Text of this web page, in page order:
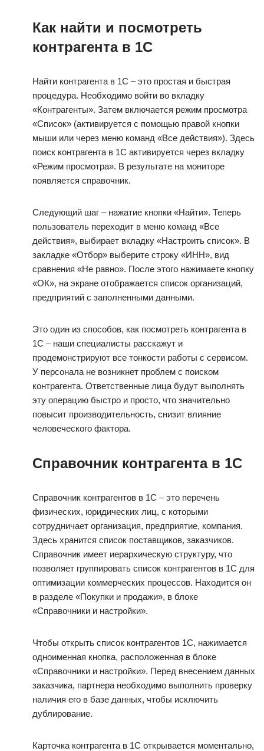
Как найти и посмотреть
контрагента в 1С
Найти контрагента в 1С – это простая и быстрая
процедура. Необходимо войти во вкладку
«Контрагенты». Затем включается режим просмотра
«Список» (активируется с помощью правой кнопки
мыши или через меню команд «Все действия»). Здесь
поиск контрагента в 1С активируется через вкладку
«Режим просмотра». В результате на мониторе
появляется справочник.
Следующий шаг – нажатие кнопки «Найти». Теперь
пользователь переходит в меню команд «Все
действия», выбирает вкладку «Настроить список». В
закладке «Отбор» выберите строку «ИНН», вид
сравнения «Не равно». После этого нажимаете кнопку
«ОК», на экране отображается список организаций,
предприятий с заполненными данными.
Это один из способов, как посмотреть контрагента в
1С – наши специалисты расскажут и
продемонстрируют все тонкости работы с сервисом.
У персонала не возникнет проблем с поиском
контрагента. Ответственные лица будут выполнять
эту операцию быстро и просто, что значительно
повысит производительность, снизит влияние
человеческого фактора.
Справочник контрагента в 1С
Справочник контрагентов в 1С – это перечень
физических, юридических лиц, с которыми
сотрудничает организация, предприятие, компания.
Здесь хранится список поставщиков, заказчиков.
Справочник имеет иерархическую структуру, что
позволяет группировать список контрагентов в 1С для
оптимизации коммерческих процессов. Находится он
в разделе «Покупки и продажи», в блоке
«Справочники и настройки».
Чтобы открыть список контрагентов 1С, нажимается
одноименная кнопка, расположенная в блоке
«Справочники и настройки». Перед внесением данных
заказчика, партнера необходимо выполнить проверку
наличия его в базе данных, чтобы исключить
дублирование.
Карточка контрагента в 1С открывается моментально,